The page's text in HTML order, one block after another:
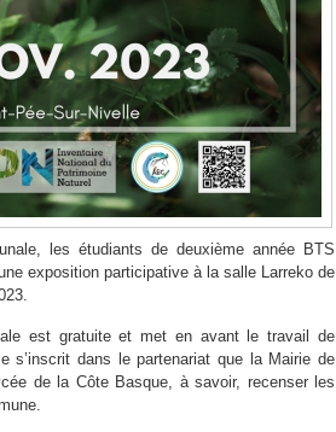
les étudiants de deuxième année BTS
exposition participative à la salle Larreko de
est gratuite et met en avant le travail de
s’inscrit dans le partenariat que la Mairie de
de la Côte Basque, à savoir, recenser les